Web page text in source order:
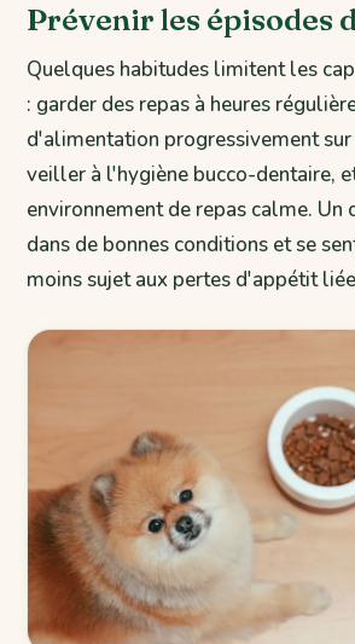
Prévenir les épisodes
Quelques habitudes limitent les
: garder des repas à heures
d'alimentation progressivement
veiller à l'hygiène bucco-dentaire,
environnement de repas calme. Un
dans de bonnes conditions et se
moins sujet aux pertes d'appétit